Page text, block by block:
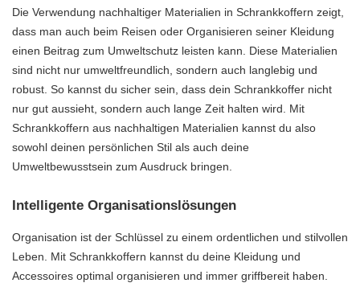
Die Verwendung nachhaltiger Materialien in Schrankkoffern zeigt,
dass man auch beim Reisen oder Organisieren seiner Kleidung
einen Beitrag zum Umweltschutz leisten kann. Diese Materialien
sind nicht nur umweltfreundlich, sondern auch langlebig und
robust. So kannst du sicher sein, dass dein Schrankkoffer nicht
nur gut aussieht, sondern auch lange Zeit halten wird. Mit
Schrankkoffern aus nachhaltigen Materialien kannst du also
sowohl deinen persönlichen Stil als auch deine
Umweltbewusstsein zum Ausdruck bringen.
Intelligente Organisationslösungen
Organisation ist der Schlüssel zu einem ordentlichen und stilvollen
Leben. Mit Schrankkoffern kannst du deine Kleidung und
Accessoires optimal organisieren und immer griffbereit haben.